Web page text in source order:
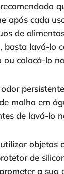
após cada
de
basta lavá-lo
ou colocá-lo
molho em
de lavá-lo
objetos
de
a sua